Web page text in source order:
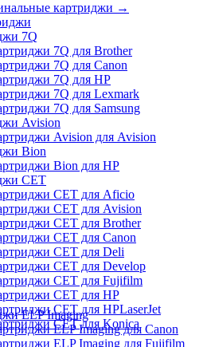
картриджи →
7Q
7Q для Brother
7Q для Canon
7Q для HP
7Q для Lexmark
7Q для Samsung
Avision
Avision для Avision
Bion
Bion для HP
CET
CET для Aficio
CET для Avision
CET для Brother
CET для Canon
CET для Deli
CET для Develop
CET для Fujifilm
CET для HP
CET для HPLaserJet
CET для Konica
ELP Imaging
ELP Imaging для Canon
ELP Imaging для Fujifilm